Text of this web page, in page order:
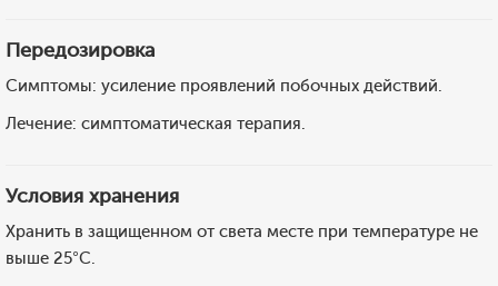
Передозировка
Симптомы: усиление проявлений побочных действий.
Лечение: симптоматическая терапия.
Условия хранения
Хранить в защищенном от света месте при температуре не
выше 25°С.